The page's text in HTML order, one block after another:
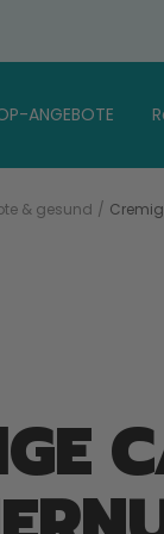
ANGEBOTE
& gesund